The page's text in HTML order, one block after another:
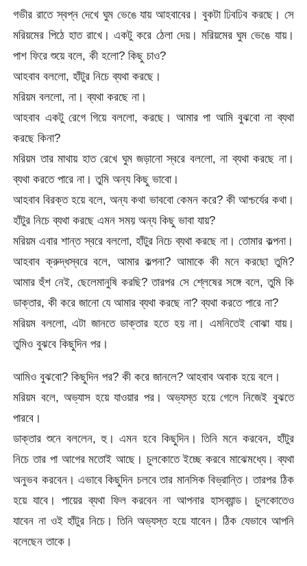
গভীর রাতে স্বপ্ন দেখে ঘুম ভেঙে যায় আহবাবের। বুকটা ঢিবঢিব করছে। সে
মরিয়মের পিঠে হাত রাখে। একটু করে ঠেলা দেয়। মরিয়মের ঘুম ভেঙে যায়।
পাশ ফিরে শুয়ে বলে, কী হলো? কিছু চাও?
আহবাব বললো, হাঁটুর নিচে ব্যথা করছে।
মরিয়ম বললো, না। ব্যথা করছে না।
আহবাব একটু রেগে গিয়ে বললো, করছে। আমার পা আমি বুঝবো না ব্যথা
করছে কিনা?
মরিয়ম তার মাথায় হাত রেখে ঘুম জড়ানো স্বরে বললো, না ব্যথা করছে না।
ব্যথা করতে পারে না। তুমি অন্য কিছু ভাবো।
আহবাব বিরক্ত হয়ে বলে, অন্য কথা ভাববো কেমন করে? কী আশ্চর্যের কথা।
হাঁটুর নিচে ব্যথা করছে এমন সময় অন্য কিছু ভাবা যায়?
মরিয়ম এবার শান্ত স্বরে বললো, হাঁটুর নিচে ব্যথা করছে না। তোমার কল্পনা।
আহবাব ক্রুদ্ধস্বরে বলে, আমার কল্পনা? আমাকে কী মনে করছো তুমি?
আমার হুঁশ নেই, ছেলেমানুষি করছি? তারপর সে শ্লেষের সঙ্গে বলে, তুমি কি
ডাক্তার, কী করে জানো যে আমার ব্যথা করছে না? ব্যথা করতে পারে না?
মরিয়ম বললো, এটা জানতে ডাক্তার হতে হয় না। এমনিতেই বোঝা যায়।
তুমিও বুঝবে কিছুদিন পর।
আমিও বুঝবো? কিছুদিন পর? কী করে জানলে? আহবাব অবাক হয়ে বলে।
মরিয়ম বলে, অভ্যাস হয়ে যাওয়ার পর। অভ্যস্ত হয়ে গেলে নিজেই বুঝতে
পারবে।
ডাক্তার শুনে বললেন, হু। এমন হবে কিছুদিন। তিনি মনে করবেন, হাঁটুর
নিচে তার পা আগের মতোই আছে। চুলকোতে ইচ্ছে করবে মাঝেমধ্যে। ব্যথা
অনুভব করবেন। এভাবে কিছুদিন চলবে তার মানসিক বিভ্রান্তি। তারপর ঠিক
হয়ে যাবে। পায়ের ব্যথা ফিল করবেন না আপনার হাসব্যান্ড। চুলকোতেও
যাবেন না ওই হাঁটুর নিচে। তিনি অভ্যস্ত হয়ে যাবেন। ঠিক যেভাবে আপনি
বলেছেন তাকে।